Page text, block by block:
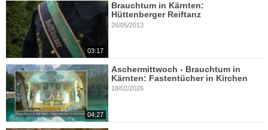
03:17
Brauchtum in Kärnten:
Hüttenberger Reiftanz
26/05/2013
04:27
Aschermittwoch - Brauchtum in
Kärnten: Fastentücher in Kirchen
18/02/2026